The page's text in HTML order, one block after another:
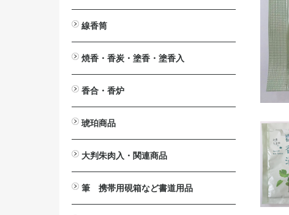
短寸（中寸）白檀・沈香
伽羅（伽羅調）・短寸（中寸）
長寸 白檀・沈香
伽羅（伽羅調）・長寸
大薫 白檀・沈香
伽羅（伽羅調）・大薫
ミニ寸・渦巻・防虫香 ミニ寸
渦巻用香炉
防虫香
線香筒
黒檀
紫檀
欅（けやき）
桜
焼香・香炭・塗香・塗香入
焼香
鳳命沈香
香炭
灰ならし・灰ふるい
燃香
常香盤用抜型
塗香
塗香入
香合・香炉
香合
香炉
琥珀商品
大判朱肉入・関連商品
大判朱肉入
詰替用朱肉
印じょく台
堆朱印盒
補充用液
筆 携帯用硯箱など書道用品